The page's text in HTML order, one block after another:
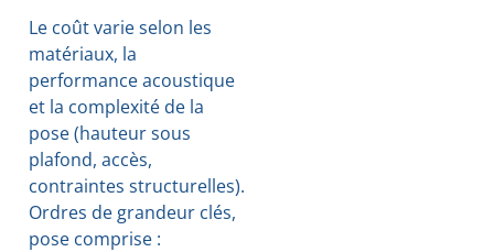
Le coût varie selon les
matériaux, la
performance acoustique
et la complexité de la
pose (hauteur sous
plafond, accès,
contraintes structurelles).
Ordres de grandeur clés,
pose comprise :